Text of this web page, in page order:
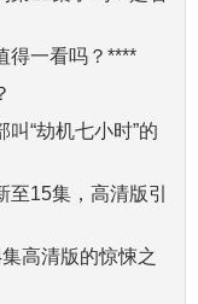
得一看吗？****
“劫机七小时”的
15集，高清版引
高清版的惊悚之